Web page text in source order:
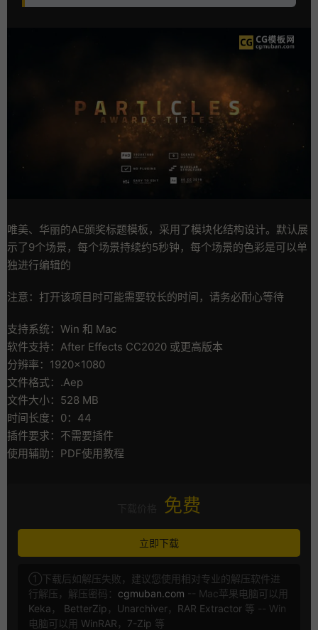
唯美、华丽的AE颁奖标题模板，采用了模块化结构设计。默认展
示了9个场景，每个场景持续约5秒钟，每个场景的色彩是可以单
独进行编辑的
注意：打开该项目时可能需要较长的时间，请务必耐心等待
支持系统：Win 和 Mac
软件支持：After Effects CC2020 或更高版本
分辨率：1920×1080
文件格式：.Aep
文件大小：528 MB
时间长度：0：44
插件要求：不需要插件
使用辅助：PDF使用教程
免费
立即下载
①下载后如解压失败，建议您使用相对专业的解压软件进
行解压，解压密码： cgmuban.com -- Mac苹果电脑可以用
Keka ， BetterZip ， Unarchiver， RAR Extractor 等 -- Win
电脑可以用 WinRAR ， 7-Zip 等